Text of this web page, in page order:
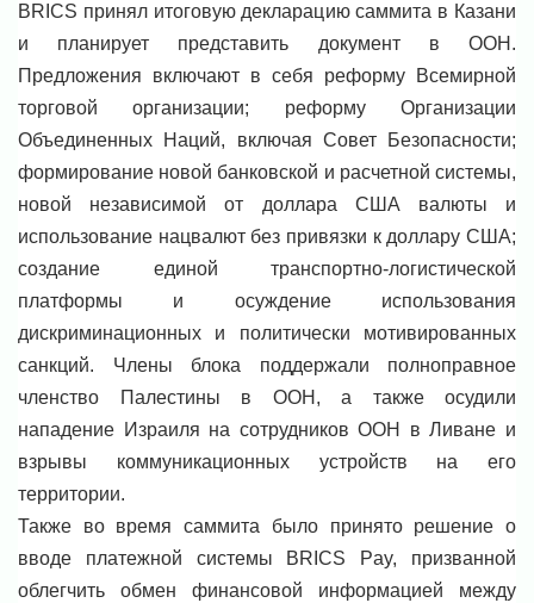
BRICS принял итоговую декларацию саммита в Казани
и планирует представить документ в ООН.
Предложения включают в себя реформу Всемирной
торговой организации; реформу Организации
Объединенных Наций, включая Совет Безопасности;
формирование новой банковской и расчетной системы,
новой независимой от доллара США валюты и
использование нацвалют без привязки к доллару США;
создание единой транспортно-логистической
платформы и осуждение использования
дискриминационных и политически мотивированных
санкций. Члены блока поддержали полноправное
членство Палестины в ООН, а также осудили
нападение Израиля на сотрудников ООН в Ливане и
взрывы коммуникационных устройств на его
территории.
Также во время саммита было принято решение о
вводе платежной системы BRICS Pay, призванной
облегчить обмен финансовой информацией между